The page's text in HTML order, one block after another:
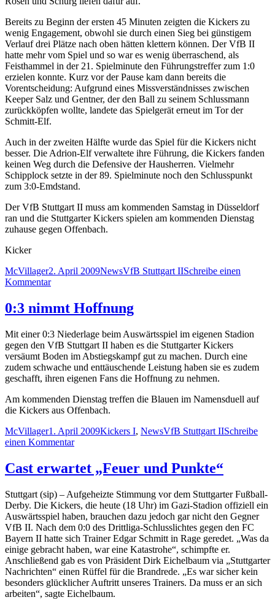
Bereits zu Beginn der ersten 45 Minuten zeigten die Kickers zu
wenig Engagement, obwohl sie durch einen Sieg bei günstigem
Verlauf drei Plätze nach oben hätten klettern können. Der VfB II
hatte mehr vom Spiel und so war es wenig überraschend, als
Feisthammel in der 21. Spielminute den Führungstreffer zum 1:0
erzielen konnte. Kurz vor der Pause kam dann bereits die
Vorentscheidung: Aufgrund eines Missverständnisses zwischen
Keeper Salz und Gentner, der den Ball zu seinem Schlussmann
zurückköpfen wollte, landete das Spielgerät erneut im Tor der
Schmitt-Elf.
Auch in der zweiten Hälfte wurde das Spiel für die Kickers nicht
besser. Die Adrion-Elf verwaltete ihre Führung, die Kickers fanden
keinen Weg durch die Defensive der Hausherren. Vielmehr
Schipplock setzte in der 89. Spielminute noch den Schlusspunkt
zum 3:0-Emdstand.
Der VfB Stuttgart II muss am kommenden Samstag in Düsseldorf
ran und die Stuttgarter Kickers spielen am kommenden Dienstag
zuhause gegen Offenbach.
Kicker
Autor
McVillagerVeröffentlicht
am
2. April 2009Kategorien
NewsSchlagwörter
VfB Stuttgart IISchreibe einen
Kommentarzu
zum
schwachen
enttäuschen
Spiel
VfB
Stuttgart
II
Stuttgarter
Kickers
0:3 nimmt Hoffnung
Mit einer 0:3 Niederlage beim Auswärtsspiel im eigenen Stadion
gegen den VfB Stuttgart II haben es die Stuttgarter Kickers
versäumt Boden im Abstiegskampf gut zu machen. Durch eine
zudem schwache und enttäuschende Leistung haben sie es zudem
geschafft, ihren eigenen Fans die Hoffnung zu nehmen.
Am kommenden Dienstag treffen die Blauen im Namensduell auf
die Kickers aus Offenbach.
Autor
McVillagerVeröffentlicht
am
1. April 2009Kategorien
Kickers I, NewsSchlagwörter
VfB Stuttgart IISchreibe
einen Kommentarzu
nimmt
Hoffnung
Cast erwartet „Feuer und Punkte“
Stuttgart (sip) – Aufgeheizte Stimmung vor dem Stuttgarter Fußball-
Derby. Die Kickers, die heute (18 Uhr) im Gazi-Stadion offiziell ein
Auswärtsspiel haben, brauchen dazu jedoch gar nicht den Gegner
VfB II. Nach dem 0:0 des Drittliga-Schlusslichtes gegen den FC
Bayern II hatte sich Trainer Edgar Schmitt in Rage geredet. „Was da
einige gebracht haben, war eine Katastrohe“, schimpfte er.
Anschließend gab es von Präsident Dirk Eichelbaum via „Stuttgarter
Nachrichten“ einen Rüffel für die Brandrede. „Es war sicher kein
besonders glücklicher Auftritt unseres Trainers. Da muss er an sich
arbeiten“, sagte Eichelbaum.